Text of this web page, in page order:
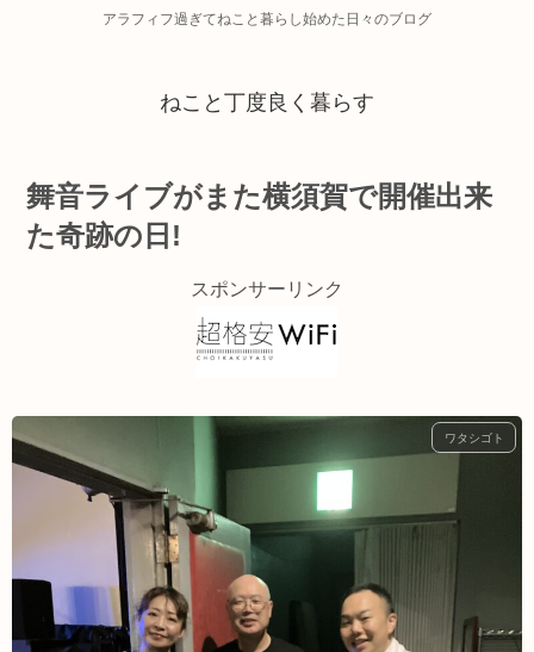
アラフィフ過ぎてねこと暮らし始めた日々のブログ
ねこと丁度良く暮らす
舞音ライブがまた横須賀で開催出来
た奇跡の日!
スポンサーリンク
ワタシゴト